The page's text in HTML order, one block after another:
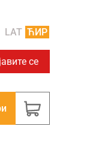
LAT ЋИР
се